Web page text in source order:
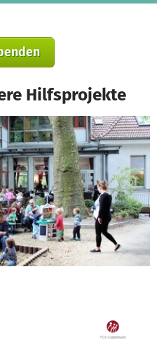
Hilfsprojekte
688 €
fehlen noch